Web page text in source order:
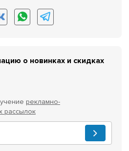
о новинках и скидках
рекламно-
рассылок